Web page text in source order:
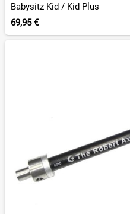
Babysitz Kid / Kid Plus
69,95 €